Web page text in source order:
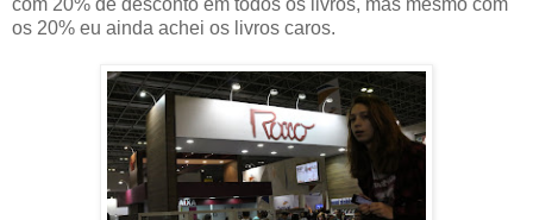
com 20% de desconto em todos os livros, mas mesmo com
os 20% eu ainda achei os livros caros.